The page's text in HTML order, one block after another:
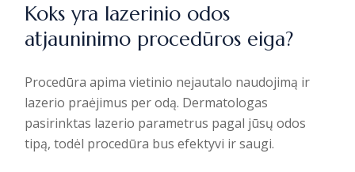
Koks yra lazerinio odos
atjauninimo procedūros eiga?
Procedūra apima vietinio nejautalo naudojimą ir
lazerio praėjimus per odą. Dermatologas
pasirinktas lazerio parametrus pagal jūsų odos
tipą, todėl procedūra bus efektyvi ir saugi.